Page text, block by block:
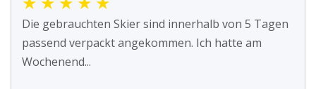
Die gebrauchten Skier sind innerhalb von 5 Tagen
passend verpackt angekommen. Ich hatte am
Wochenend...